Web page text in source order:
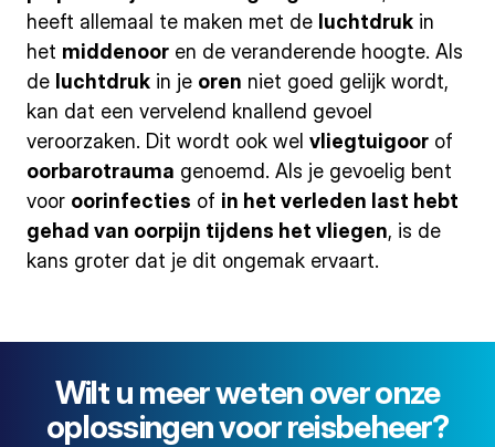
heeft allemaal te maken met de luchtdruk in
het middenoor en de veranderende hoogte. Als
de luchtdruk in je oren niet goed gelijk wordt,
kan dat een vervelend knallend gevoel
veroorzaken. Dit wordt ook wel vliegtuigoor of
oorbarotrauma genoemd. Als je gevoelig bent
voor oorinfecties of in het verleden last hebt
gehad van oorpijn tijdens het vliegen, is de
kans groter dat je dit ongemak ervaart.
Wilt u meer weten over onze
oplossingen voor reisbeheer?